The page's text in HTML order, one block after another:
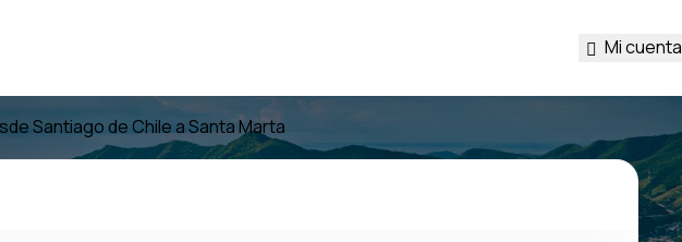
Mi cuenta
Santiago de Chile a Santa Marta